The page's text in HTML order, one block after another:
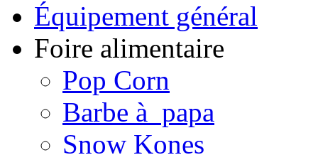
Équipement général
Foire alimentaire
Pop Corn
Barbe à papa
Snow Kones